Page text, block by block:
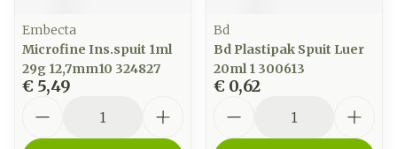
Embecta
Microfine Ins.spuit 1ml
29g 12,7mm10 324827
€ 5,49
Bd
Bd Plastipak Spuit Luer
20ml 1 300613
€ 0,62